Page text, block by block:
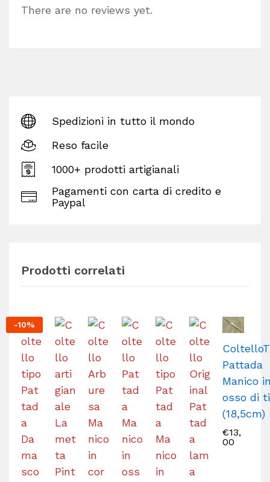
There are no reviews yet.
Spedizioni in tutto il mondo
Reso facile
1000+ prodotti artigianali
Pagamenti con carta di credito e
Paypal
Prodotti correlati
-10%
Pattada
Manico
osso di
(18,5cm)
€13,
00